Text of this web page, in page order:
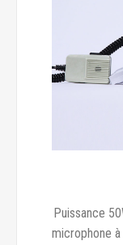
Puissance
microphone